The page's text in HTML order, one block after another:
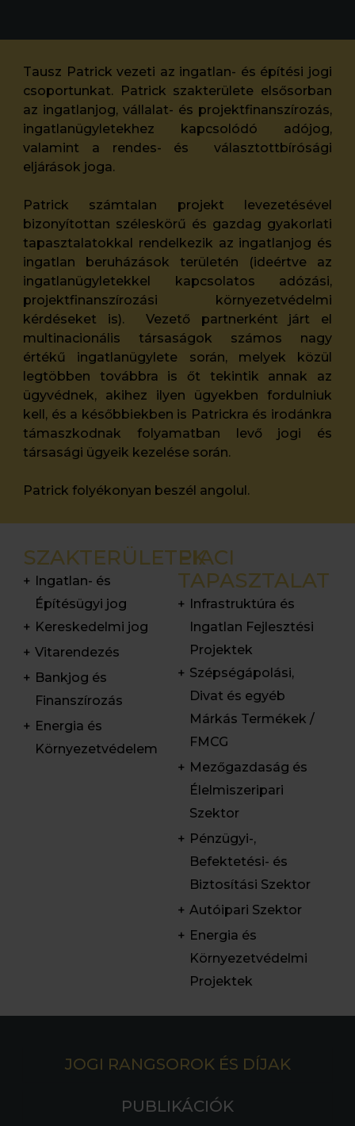
SZAKTERÜLETEK
Ingatlan- és
Építésügyi jog
Kereskedelmi jog
Vitarendezés
Bankjog és
Finanszírozás
Energia és
Környezetvédelem
PIACI
TAPASZTALAT
Infrastruktúra és
Ingatlan Fejlesztési
Projektek
Szépségápolási,
Divat és egyéb
Márkás Termékek /
FMCG
Mezőgazdaság és
Élelmiszeripari
Szektor
Pénzügyi-,
Befektetési- és
Biztosítási Szektor
Autóipari Szektor
Energia és
Környezetvédelmi
Projektek
Tausz Patrick vezeti az ingatlan- és építési jogi
csoportunkat. Patrick szakterülete elsősorban
az ingatlanjog, vállalat- és projektfinanszírozás,
ingatlanügyletekhez kapcsolódó adójog,
valamint a rendes- és választottbírósági
eljárások joga.
Patrick számtalan projekt levezetésével
bizonyítottan széleskörű és gazdag gyakorlati
tapasztalatokkal rendelkezik az ingatlanjog és
ingatlan beruházások területén (ideértve az
ingatlanügyletekkel kapcsolatos adózási,
projektfinanszírozási környezetvédelmi
kérdéseket is). Vezető partnerként járt el
multinacionális társaságok számos nagy
értékű ingatlanügylete során, melyek közül
legtöbben továbbra is őt tekintik annak az
ügyvédnek, akihez ilyen ügyekben fordulniuk
kell, és a későbbiekben is Patrickra és irodánkra
támaszkodnak folyamatban levő jogi és
társasági ügyeik kezelése során.
Patrick folyékonyan beszél angolul.
JOGI RANGSOROK ÉS DÍJAK
PUBLIKÁCIÓK